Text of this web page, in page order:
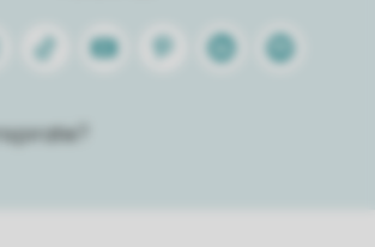
Tiktok Youtube PinterestLinkedinSpotify